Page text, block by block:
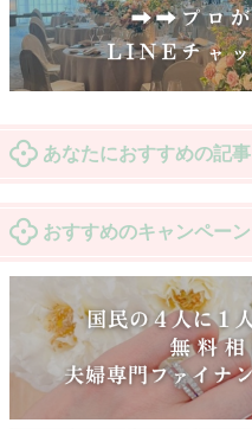
あなたにおすすめの記事
おすすめのキャンペーン